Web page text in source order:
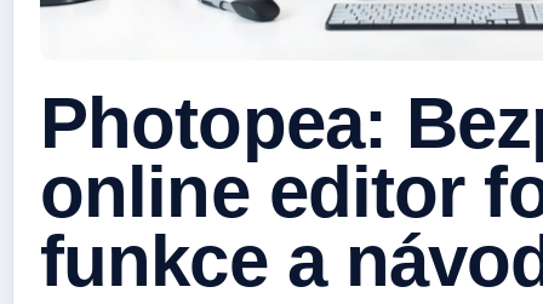
Photopea:
online editor
funkce a